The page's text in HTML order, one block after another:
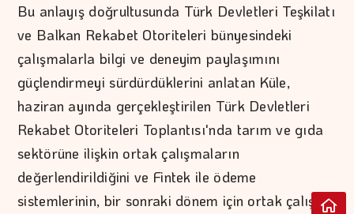
Bu anlayış doğrultusunda Türk Devletleri Teşkilatı
ve Balkan Rekabet Otoriteleri bünyesindeki
çalışmalarla bilgi ve deneyim paylaşımını
güçlendirmeyi sürdürdüklerini anlatan Küle,
haziran ayında gerçekleştirilen Türk Devletleri
Rekabet Otoriteleri Toplantısı'nda tarım ve gıda
sektörüne ilişkin ortak çalışmaların
değerlendirildiğini ve Fintek ile ödeme
sistemlerinin, bir sonraki dönem için ortak çalışma